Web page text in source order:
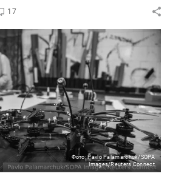
17
Фото: Pavlo Palamarchuk/SOPA
Images/Reuters Connect